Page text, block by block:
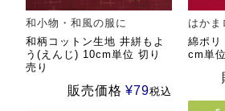
和小物・和風の服に
和柄コットン生地 井絣もよ
う(えんじ) 10cm単位 切り
売り
販売価格 ¥79税込
はかま
綿ポリ
cm単